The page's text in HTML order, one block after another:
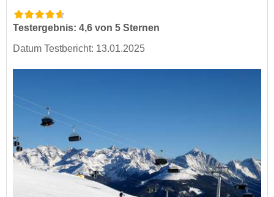
Testergebnis: 4,6 von 5 Sternen
Datum Testbericht: 13.01.2025